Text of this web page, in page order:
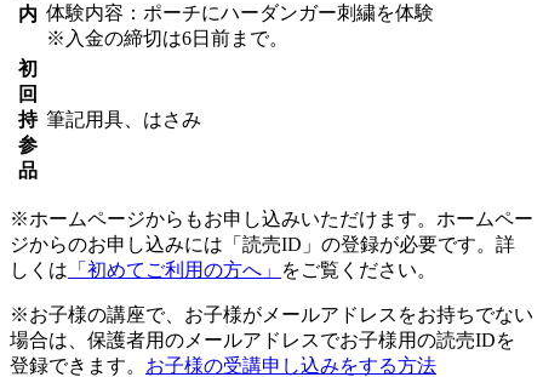
内 体験内容：ポーチにハーダンガー刺繍を体験
※入金の締切は6日前まで。
初
回
持
参
品
筆記用具、はさみ
※ホームページからもお申し込みいただけます。ホームペー
ジからのお申し込みには「読売ID」の登録が必要です。詳
しくは 「初めてご利用の方へ」 をご覧ください。
※お子様の講座で、お子様がメールアドレスをお持ちでない
場合は、保護者用のメールアドレスでお子様用の読売IDを
登録できます。 お子様の受講申し込みをする方法